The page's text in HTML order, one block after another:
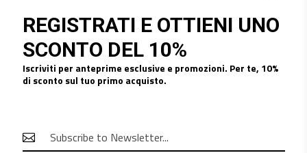
REGISTRATI E OTTIENI UNO
SCONTO DEL 10%
Iscriviti per anteprime esclusive e promozioni. Per te, 10%
di sconto sul tuo primo acquisto.
